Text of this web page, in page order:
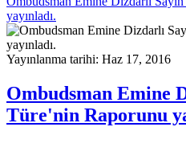
yayınladı.
Yayınlanma tarihi: Haz 17, 2016
Ombudsman Emine
Türe'nin Raporunu